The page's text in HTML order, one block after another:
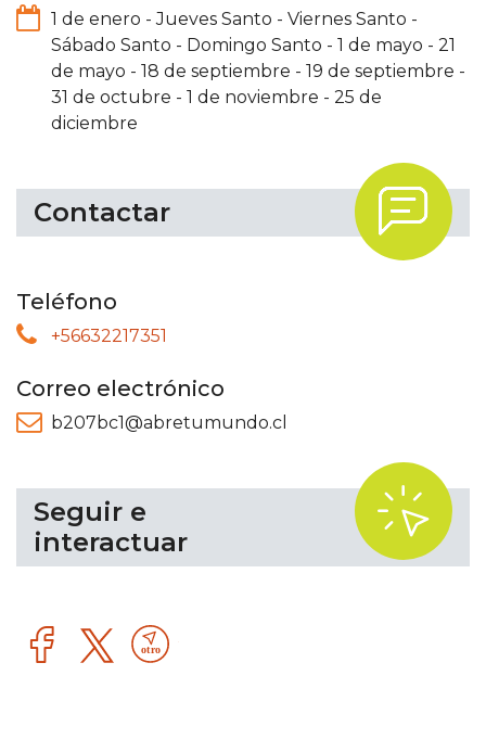
1 de enero -Jueves Santo - Viernes Santo -
Sábado Santo - Domingo Santo - 1 de mayo - 21
de mayo - 18 de septiembre - 19 de septiembre -
31 de octubre - 1 de noviembre - 25 de
diciembre
Contactar .
Teléfono
+56632217351
Correo electrónico
b207bc1@abretumundo.cl
Seguir e
interactuar
.